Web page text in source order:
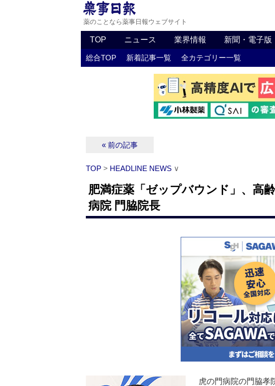
薬のことなら薬事日報ウェブサイト
TOP ニュース 業界情報 新聞・電子版
総合TOP 新着記事一覧 全カテゴリー一覧
« 前の記事
TOP > HEADLINE NEWS ∨
肥満症薬「ゼップバウンド」、高
病院 門脇院長
虎の門病院の門脇孝